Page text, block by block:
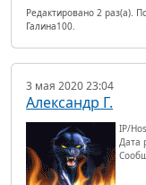
Редактировано 2 раз(а).
Галина100.
3 мая 2020 23:04
Александр Г.
IP/
Дата